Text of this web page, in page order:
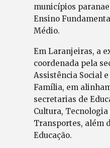
municípios
Ensino
Médio.
Em Laranjeiras, a
coordenada pela
Assistência Social
Família, em
secretarias de
Cultura, Tecnologia
Transportes, além
Educação.